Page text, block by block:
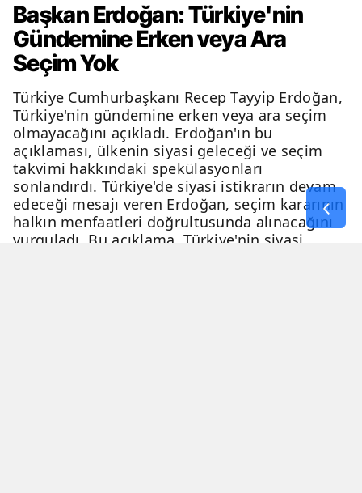
Başkan Erdoğan: Türkiye'nin
Gündemine Erken veya Ara
Seçim Yok
Türkiye Cumhurbaşkanı Recep Tayyip Erdoğan,
Türkiye'nin gündemine erken veya ara seçim
olmayacağını açıkladı. Erdoğan'ın bu
açıklaması, ülkenin siyasi geleceği ve seçim
takvimi hakkındaki spekülasyonları
sonlandırdı. Türkiye'de siyasi istikrarın devam
edeceği mesajı veren Erdoğan, seçim kararının
halkın menfaatleri doğrultusunda alınacağını
vurguladı. Bu açıklama, Türkiye'nin siyasi